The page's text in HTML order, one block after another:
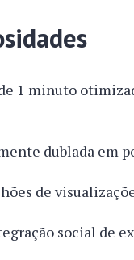
1 minuto
dublada em
de
social de